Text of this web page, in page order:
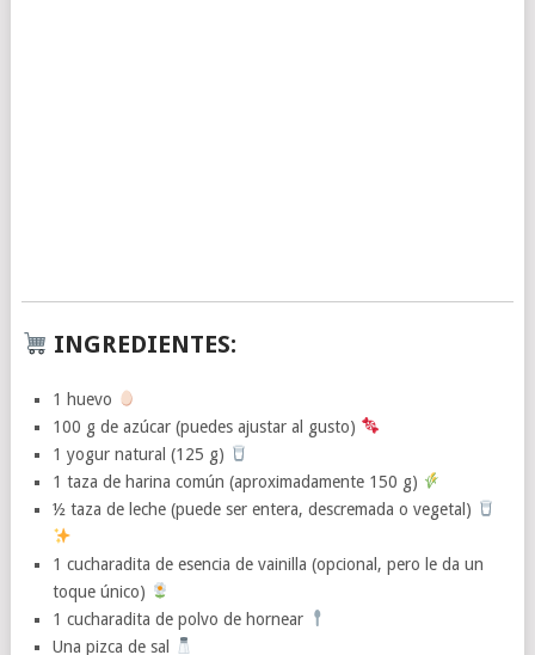
INGREDIENTES:
1 huevo
100 g de azúcar (puedes ajustar al gusto)
1 yogur natural (125 g)
1 taza de harina común (aproximadamente 150 g)
½ taza de leche (puede ser entera, descremada o vegetal)
1 cucharadita de esencia de vainilla (opcional, pero le da un
toque único)
1 cucharadita de polvo de hornear
Una pizca de sal